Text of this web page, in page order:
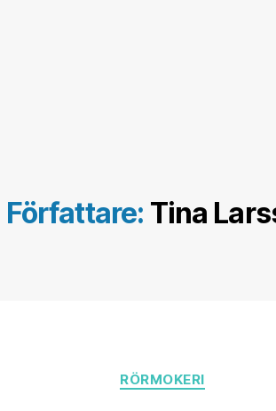
Författare: Tina
Kategorier
RÖRMOKERI